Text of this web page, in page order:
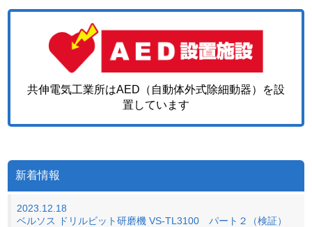
共伸電気工業所はAED（自動体外式除細動器）を設
置しています
新着情報
2023.12.18
ベルソス ドリルビット研磨機 VS-TL3100 パート２（検証）